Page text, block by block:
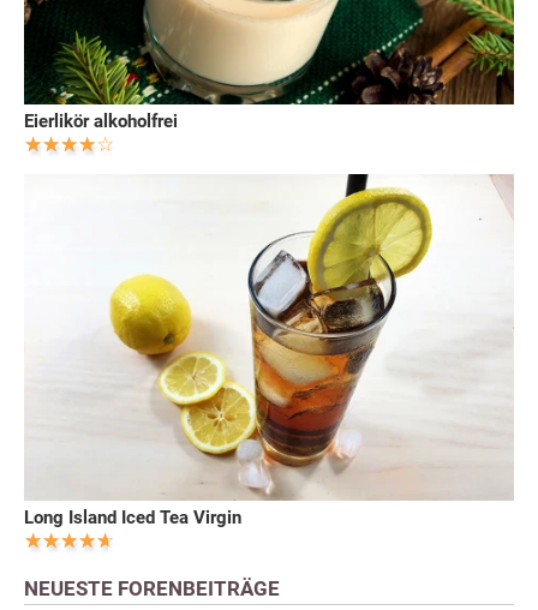
Eierlikör alkoholfrei
Long Island Iced Tea Virgin
NEUESTE FORENBEITRÄGE